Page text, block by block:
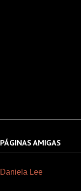
PÁGINAS AMIGAS
Daniela Lee